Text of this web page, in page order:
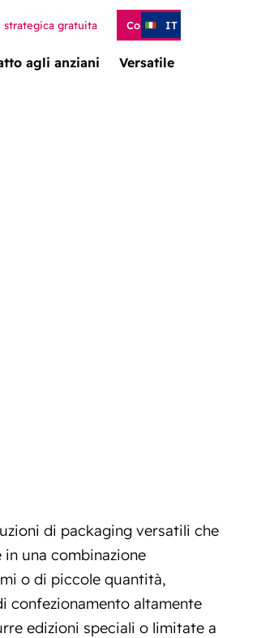
agli anziani Versatile
strategica gratuita ContattoIT
di packaging versatili che
in una combinazione
o di piccole quantità,
confezionamento altamente
edizioni speciali o limitate a